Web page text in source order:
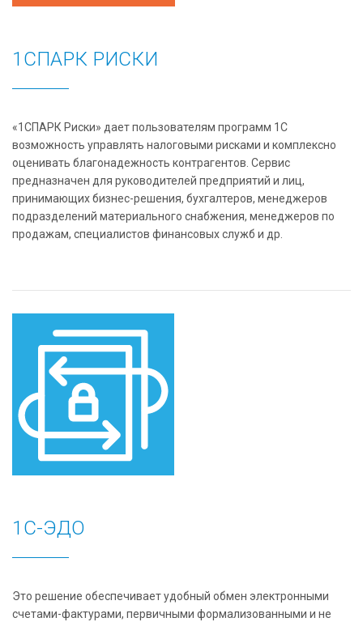
1СПАРК РИСКИ
«1СПАРК Риски» дает пользователям программ 1С
возможность управлять налоговыми рисками и комплексно
оценивать благонадежность контрагентов. Сервис
предназначен для руководителей предприятий и лиц,
принимающих бизнес-решения, бухгалтеров, менеджеров
подразделений материального снабжения, менеджеров по
продажам, специалистов финансовых служб и др.
1С-ЭДО
Это решение обеспечивает удобный обмен электронными
счетами-фактурами, первичными формализованными и не